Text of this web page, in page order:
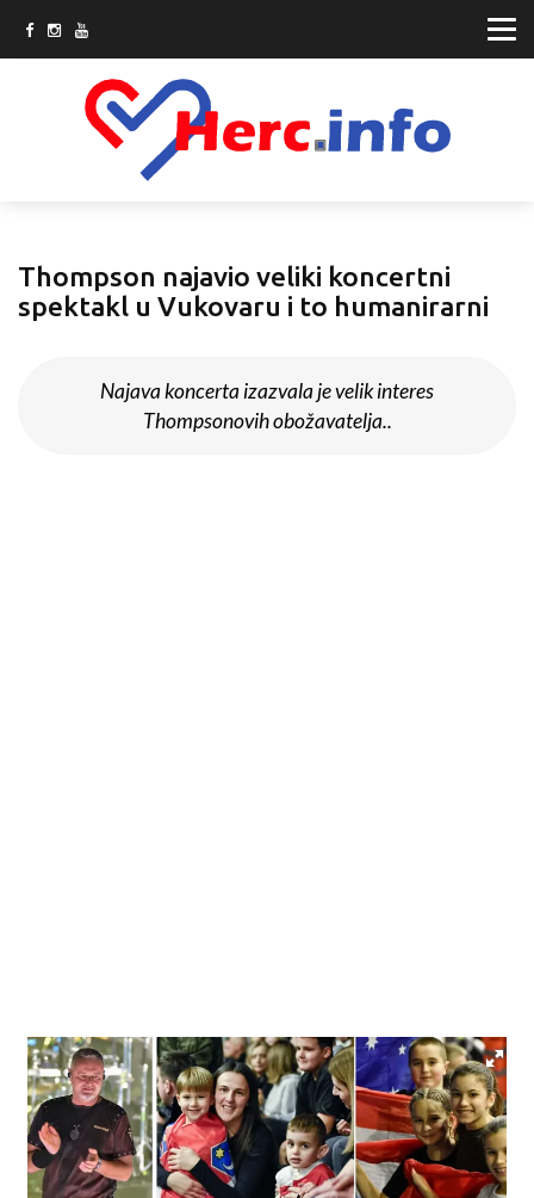
Thompson najavio veliki koncertni
spektakl u Vukovaru i to humanirarni
Najava koncerta izazvala je velik interes
Thompsonovih obožavatelja..